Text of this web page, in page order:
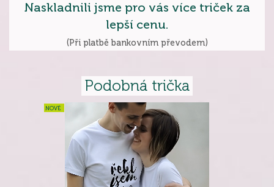
Naskladnili jsme pro vás více triček za
lepší cenu.
(Při platbě bankovním převodem)
Podobná trička
NOVÉ